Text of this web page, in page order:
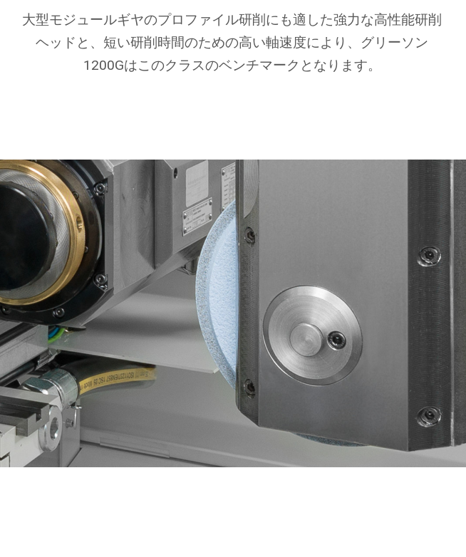
大型モジュールギヤのプロファイル研削にも適した強力な高性能研削
ヘッドと、短い研削時間のための高い軸速度により、グリーソン
1200Gはこのクラスのベンチマークとなります。